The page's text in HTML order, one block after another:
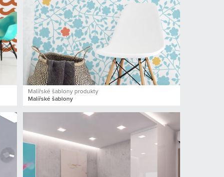
Malířské šablony produkty
Malířské šablony